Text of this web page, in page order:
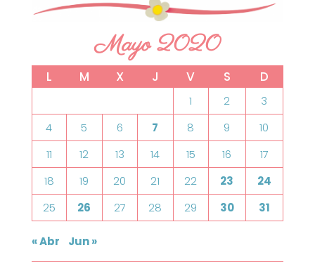
Mayo 2020
L M X J V S D
1 2
3
4
5 6 7 8 9
10
11
12 13 14 15 16
17
18
19 20 21 22 23
24
25
26 27 28 29 30 31
« Abr Jun »